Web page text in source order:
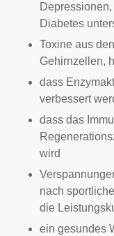
Diabetes
Toxine aus
Gehirnzellen,
dass
verbessert
dass das
wird
nach
die
ein gesundes